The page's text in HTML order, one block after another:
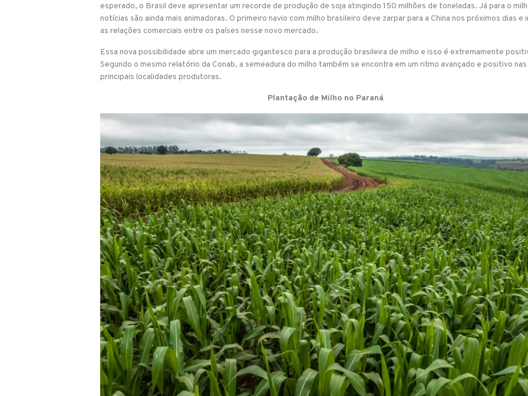
esperado, o Brasil deve apresentar um recorde de produção de soja atingindo 150 milhões de toneladas. Já para o
notícias são ainda mais animadoras. O primeiro navio com milho brasileiro deve zarpar para a China nos próximos dias e
as relações comerciais entre os países nesse novo mercado.
Essa nova possibilidade abre um mercado gigantesco para a produção brasileira de milho e isso é extremamente
Segundo o mesmo relatório da Conab, a semeadura do milho também se encontra em um ritmo avançado e positivo nas
principais localidades produtoras.
Plantação de Milho no Paraná